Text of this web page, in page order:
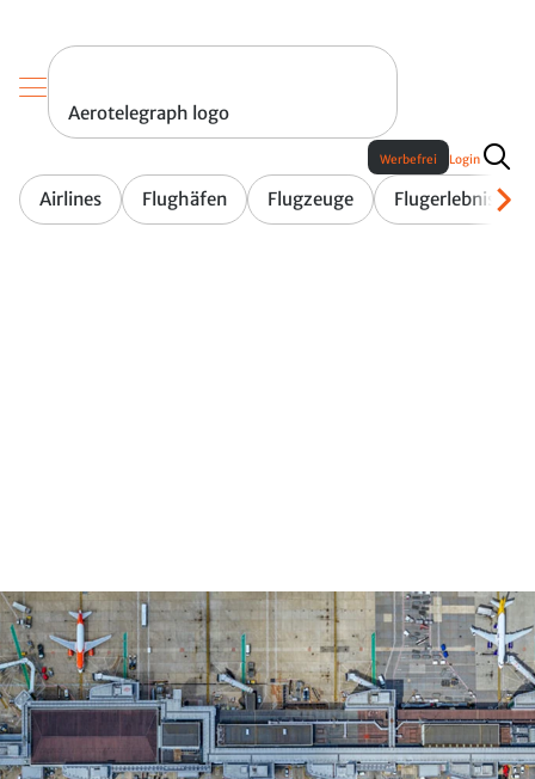
Aerotelegraph logo
Airlines Flughäfen Flugzeuge Flugerlebnis
Werbefrei Login